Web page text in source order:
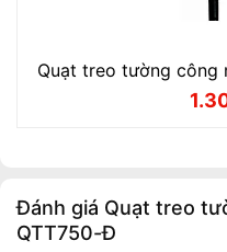
Quạt treo tường công
Đánh giá Quạt treo
QTT750-Đ